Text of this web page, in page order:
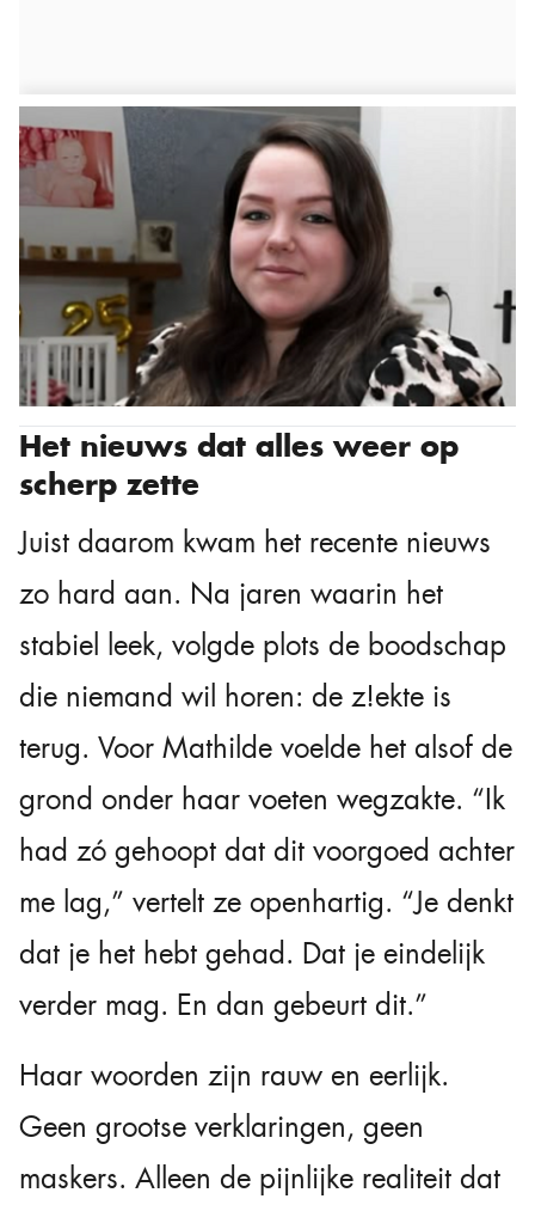
Het nieuws dat alles weer op
scherp zette
Juist daarom kwam het recente nieuws
zo hard aan. Na jaren waarin het
stabiel leek, volgde plots de boodschap
die niemand wil horen: de z!ekte is
terug. Voor Mathilde voelde het alsof de
grond onder haar voeten wegzakte. “Ik
had zó gehoopt dat dit voorgoed achter
me lag,” vertelt ze openhartig. “Je denkt
dat je het hebt gehad. Dat je eindelijk
verder mag. En dan gebeurt dit.”
Haar woorden zijn rauw en eerlijk.
Geen grootse verklaringen, geen
maskers. Alleen de pijnlijke realiteit dat